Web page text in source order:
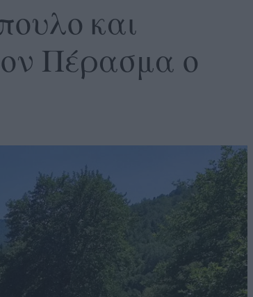
και
Πέρασμα o